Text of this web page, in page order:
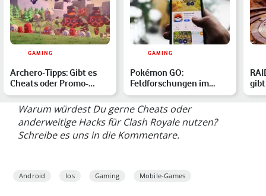
GAMING
Archero-Tipps: Gibt es
Cheats oder Promo-
Codes für das
Handyspiel…
GAMING
Pokémon GO:
Feldforschungen im
März 2026 – alle
Aufgaben & Belohn…
gibt
Warum würdest Du gerne Cheats oder
anderweitige Hacks für Clash Royale nutzen?
Schreibe es uns in die Kommentare.
Android Ios Gaming Mobile-Games